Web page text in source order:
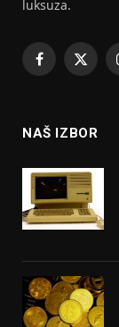
luksuza.
Facebook
X
NAŠ IZBOR